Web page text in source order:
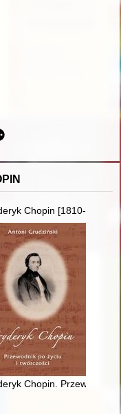
Ostrowi Mazowieckiej
addresses in Warsaw
Chopin [1810-1949]
Chopin. Przewodnik